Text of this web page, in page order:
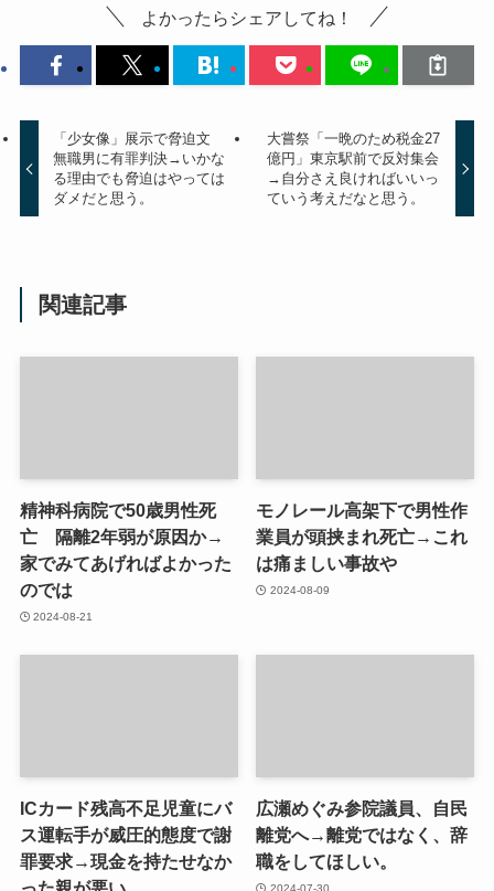
よかったらシェアしてね！
「少女像」展示で脅迫文
無職男に有罪判決→いかな
る理由でも脅迫はやっては
ダメだと思う。
大嘗祭「一晩のため税金27
億円」東京駅前で反対集会
→自分さえ良ければいいっ
ていう考えだなと思う。
関連記事
精神科病院で50歳男性死
亡 隔離2年弱が原因か→
家でみてあげればよかった
のでは
2024-08-21
モノレール高架下で男性作
業員が頭挟まれ死亡→これ
は痛ましい事故や
2024-08-09
ICカード残高不足児童にバ
ス運転手が威圧的態度で謝
罪要求→現金を持たせなか
広瀬めぐみ参院議員、自民
離党へ→離党ではなく、辞
職をしてほしい。
2024-07-30